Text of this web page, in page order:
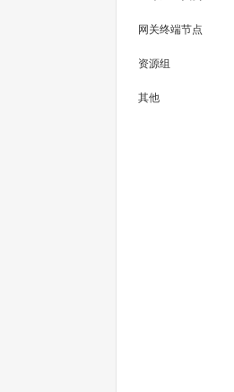
网关终端节点
资源组
其他